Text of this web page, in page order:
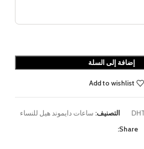
إضافة إلى السلة
Add to wishlist
التصنيف: ساعات دايموند هيل للنساء
Share: